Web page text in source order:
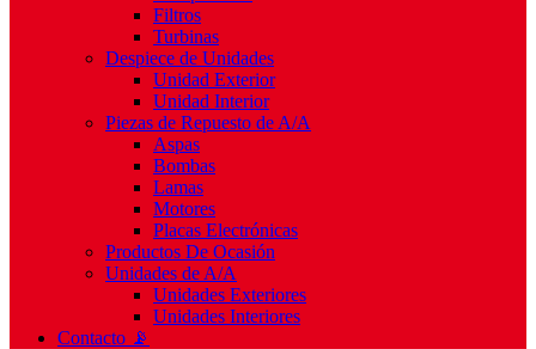
Filtros
Turbinas
Despiece de Unidades
Unidad Exterior
Unidad Interior
Piezas de Repuesto de A/A
Aspas
Bombas
Lamas
Motores
Placas Electrónicas
Productos De Ocasión
Unidades de A/A
Unidades Exteriores
Unidades Interiores
Contacto 📡